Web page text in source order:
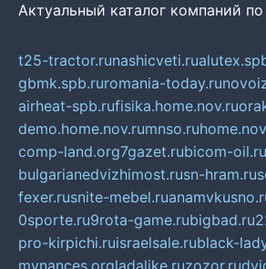
Актуальный каталог компаний
t25-tractor.runashicveti.ru
gbmk.spb.ruromania-today.ru
airheat-spb.rufisika.home.nov.ru
demo.home.nov.rumnso.ru
comp-land.org7gazet.rubicom-oil.ru
bulgarianedvizhimost.rusn-hram.ru
fexer.rusnite-mebel.ru
0sporte.ru9rota-game.rubigbad.ru
pro-kirpichi.ruisraelsale.rublack-
mynances.orgladalike.ruzozor.ru